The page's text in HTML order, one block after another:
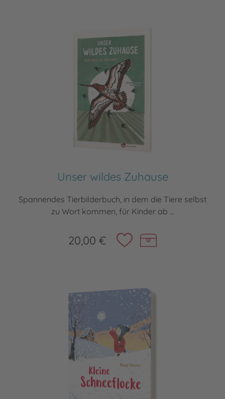
Unser wildes Zuhause
Spannendes Tierbilderbuch, in dem die Tiere selbst
zu Wort kommen, für Kinder ab ...
20,00 €